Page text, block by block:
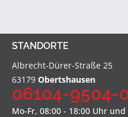
STANDORTE
Albrecht-Dürer-Straße 25
63179 Obertshausen
06104-9504-
Mo-Fr, 08:00 - 18:00 Uhr